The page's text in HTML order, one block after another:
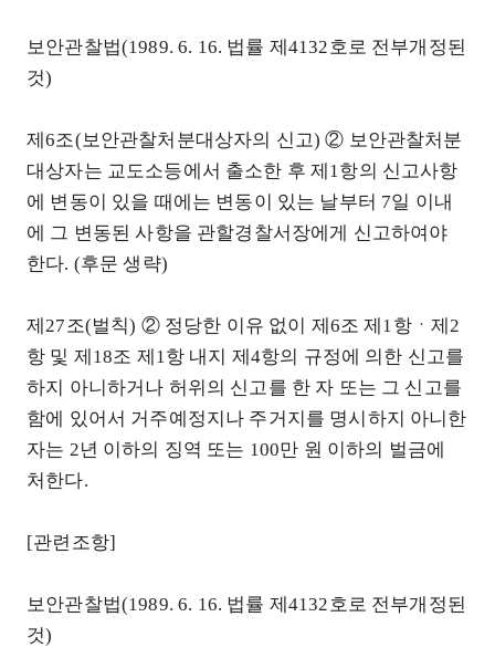
보안관찰법(1989. 6. 16. 법률 제4132호로 전부개정된
것)
제6조(보안관찰처분대상자의 신고) ② 보안관찰처분
대상자는 교도소등에서 출소한 후 제1항의 신고사항
에 변동이 있을 때에는 변동이 있는 날부터 7일 이내
에 그 변동된 사항을 관할경찰서장에게 신고하여야
한다. (후문 생략)
제27조(벌칙) ② 정당한 이유 없이 제6조 제1항ㆍ제2
항 및 제18조 제1항 내지 제4항의 규정에 의한 신고를
하지 아니하거나 허위의 신고를 한 자 또는 그 신고를
함에 있어서 거주예정지나 주거지를 명시하지 아니한
자는 2년 이하의 징역 또는 100만 원 이하의 벌금에
처한다.
[관련조항]
보안관찰법(1989. 6. 16. 법률 제4132호로 전부개정된
것)